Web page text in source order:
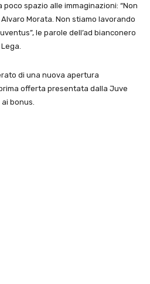
spazio alle immaginazioni: “Non
Morata. Non stiamo lavorando
le parole dell’ad bianconero
di una nuova apertura
offerta presentata dalla Juve
bonus.